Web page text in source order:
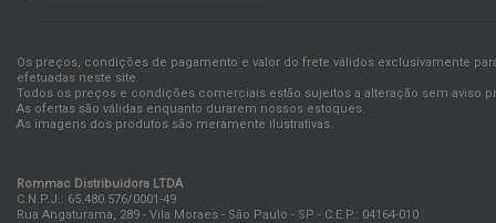
Os preços, condições de pagamento e valor do frete válidos exclusivamente
efetuadas neste site.
Todos os preços e condições comerciais estão sujeitos a alteração sem aviso
As ofertas são válidas enquanto durarem nossos estoques.
As imagens dos produtos são meramente ilustrativas.
Rommac Distribuidora LTDA
C.N.P.J.: 65.480.576/0001-49
Rua Angaturama, 289 - Vila Moraes - São Paulo - SP - C.E.P.: 04164-010